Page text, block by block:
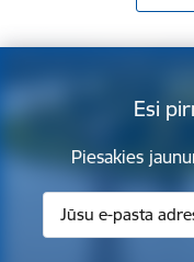
Esi
Piesakies